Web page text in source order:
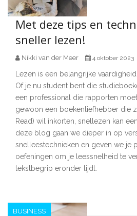
Met deze tips en
sneller lezen!
Nikki van der Meer 4 oktober 2023
Lezen is een belangrijke
Of je nu student bent die
een professional die rapporten
gewoon een boekenliefhebber die
Read) wil inkorten, snellezen kan
deze blog gaan we dieper in op
snelleestechnieken en geven we je
oefeningen om je leessnelheid te
tekstbegrip eronder lijdt.
BUSINESS